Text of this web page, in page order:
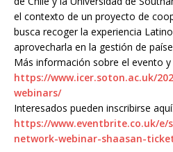
el contexto de un proyecto de
busca recoger la experiencia
aprovecharla en la gestión de
Más información sobre el evento
https://www.icer.soton.ac.uk/
webinars/
Interesados pueden inscribirse aquí:
https://www.eventbrite.co.uk/e/
network-webinar-shaasan-